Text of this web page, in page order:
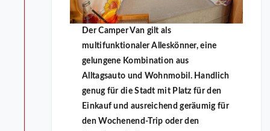
Der Camper Van gilt als
multifunktionaler Alleskönner, eine
gelungene Kombination aus
Alltagsauto und Wohnmobil. Handlich
genug für die Stadt mit Platz für den
Einkauf und ausreichend geräumig für
den Wochenend-Trip oder den